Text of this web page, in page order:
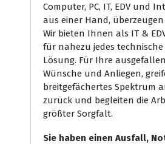
Computer, PC, IT, EDV und
aus einer Hand, überzeugen
Wir bieten Ihnen als IT &
für nahezu jedes
Lösung. Für Ihre
Wünsche und Anliegen,
breitgefächertes Spektrum
zurück und begleiten die
größter Sorgfalt.
Sie haben einen Ausfall,